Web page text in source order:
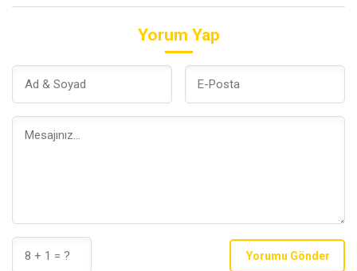
Yorum Yap
Yorumu Gönder